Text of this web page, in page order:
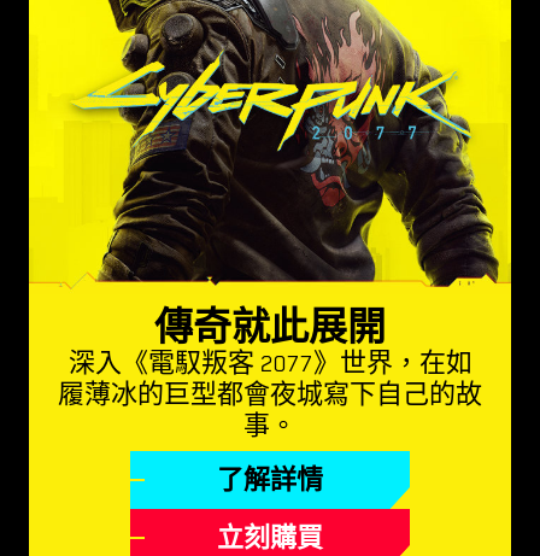
傳奇就此展開
深入《電馭叛客 2077》世界，在如
履薄冰的巨型都會夜城寫下自己的故
事。
了解詳情
立刻購買